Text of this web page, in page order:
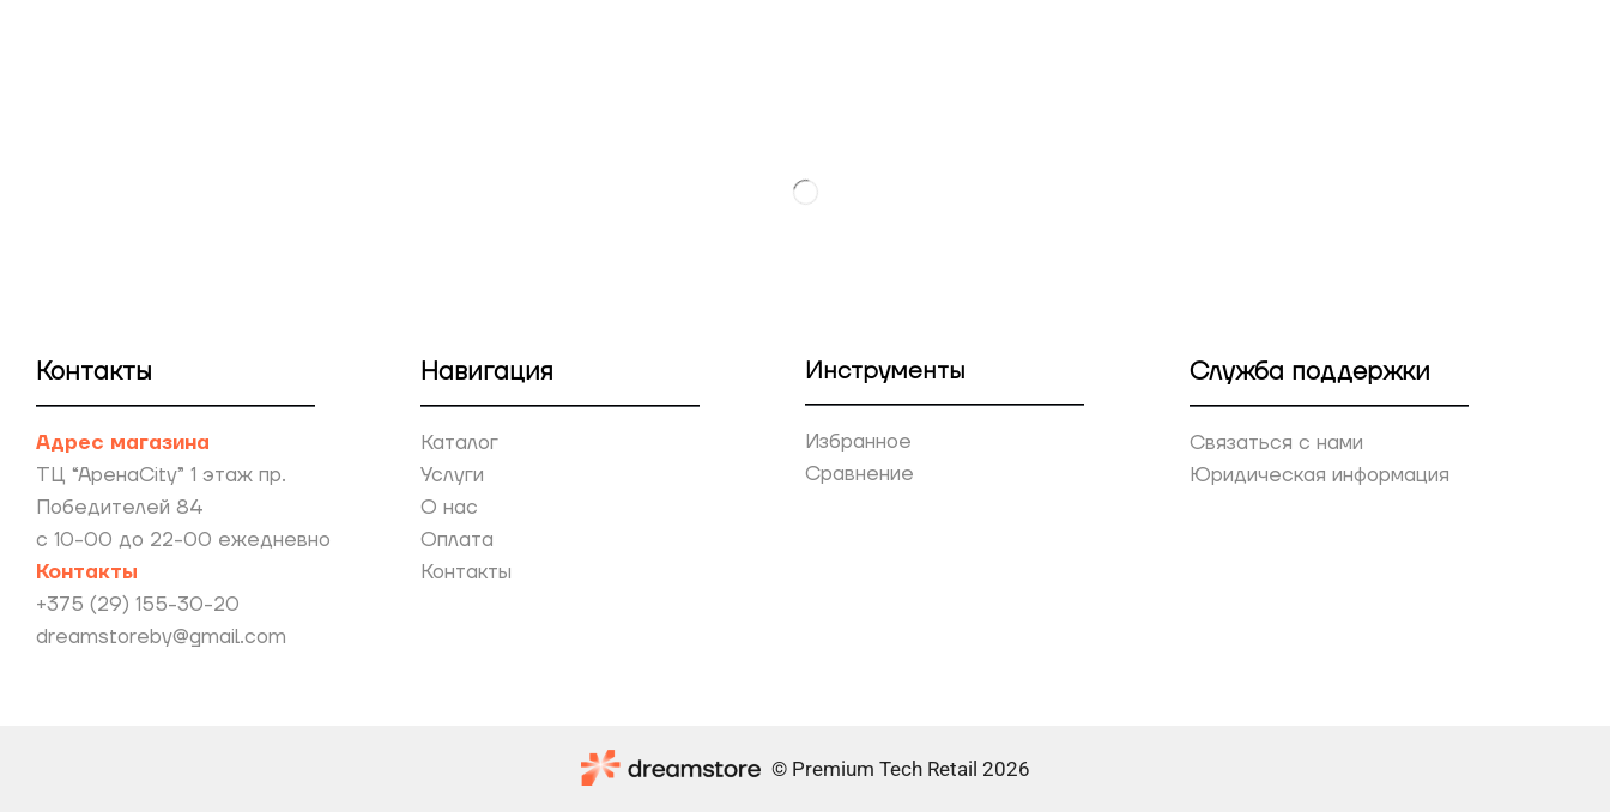
Контакты
Адрес магазина
ТЦ “АренаCity” 1 этаж пр.
Победителей 84
с 10-00 до 22-00 ежедневно
Контакты
+375 (29) 155-30-20
dreamstoreby@gmail.com
Навигация
Каталог
Услуги
О нас
Оплата
Контакты
Инструменты
Избранное
Сравнение
Служба поддержки
Связаться с нами
Юридическая информация
© Premium Tech Retail 2026